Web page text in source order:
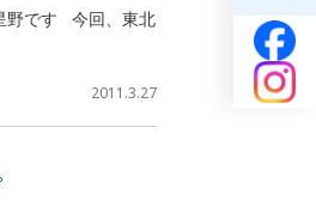
野です 今回、東北
2011.3.27